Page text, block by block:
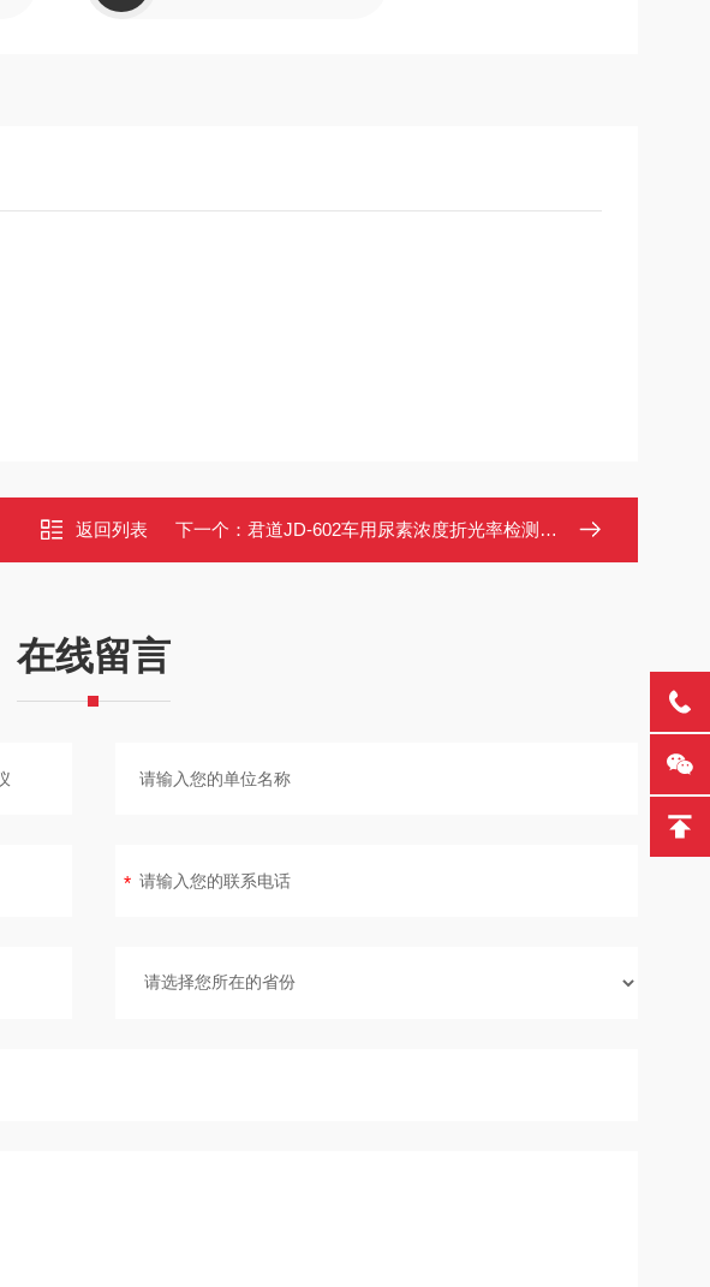
返回列表 下一个： 君道JD-602车用尿素浓度折光率检测仪 0.3ml样本 液晶显示 户外适用
在线留言